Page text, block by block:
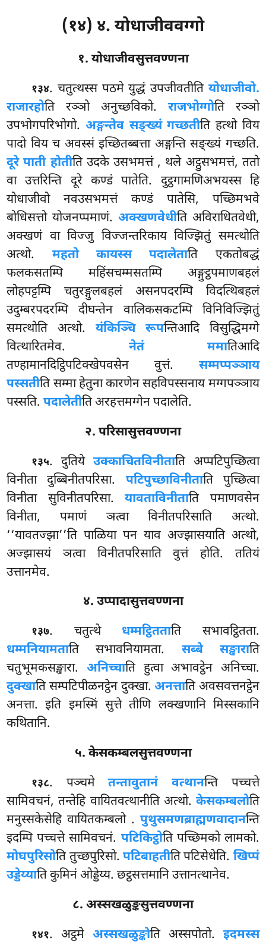
(१४) ४. योधाजीववग्गो
१. योधाजीवसुत्तवण्णना
१३४. चतुत्थस्स पठमे युद्धं उपजीवतीति योधाजीवो.
राजारहोति रञ्ञो अनुच्छविको. राजभोग्गोति रञ्ञो
उपभोगपरिभोगो. अङ्गन्तेव सङ्ख्यं गच्छतीति हत्थो विय
पादो विय च अवस्सं इच्छितब्बत्ता अङ्गन्ति सङ्ख्यं गच्छति.
दूरे पाती होतीति उदके उसभमत्तं , थले अट्ठुसभमत्तं, ततो
वा उत्तरिन्ति दूरे कण्डं पातेति. दुट्ठगामणिअभयस्स हि
योधाजीवो नवउसभमत्तं कण्डं पातेसि, पच्छिमभवे
बोधिसत्तो योजनप्पमाणं. अक्खणवेधीति अविराधितवेधी,
अक्खणं वा विज्जु विज्जन्तरिकाय विज्झितुं समत्थोति
अत्थो. महतो कायस्स पदालेताति एकतोबद्धं
फलकसतम्पि महिंसचम्मसतम्पि अङ्गुट्ठपमाणबहलं
लोहपट्टम्पि चतुरङ्गुलबहलं असनपदरम्पि विदत्थिबहलं
उदुम्बरपदरम्पि दीघन्तेन वालिकसकटम्पि विनिविज्झितुं
समत्थोति अत्थो. यंकिञ्चि रूपन्तिआदि विसुद्धिमग्गे
वित्थारितमेव. नेतं ममातिआदि
तण्हामानदिट्ठिपटिक्खेपवसेन वुत्तं. सम्मप्पञ्ञाय
पस्सतीति सम्मा हेतुना कारणेन सहविपस्सनाय मग्गपञ्ञाय
पस्सति.पदालेतीति अरहत्तमग्गेन पदालेति.
२. परिसासुत्तवण्णना
१३५. दुतिये उक्काचितविनीताति अप्पटिपुच्छित्वा
विनीता दुब्बिनीतपरिसा. पटिपुच्छाविनीताति पुच्छित्वा
विनीता सुविनीतपरिसा.यावताविनीताति पमाणवसेन
विनीता, पमाणं ञत्वा विनीतपरिसाति अत्थो.
‘‘यावतज्झा’’ति पाळिया पन याव अज्झासयाति अत्थो,
अज्झासयं ञत्वा विनीतपरिसाति वुत्तं होति. ततियं
उत्तानमेव.
४. उप्पादासुत्तवण्णना
१३७. चतुत्थे धम्मट्ठितताति सभावट्ठितता.
धम्मनियामताति सभावनियामता. सब्बे सङ्खाराति
चतुभूमकसङ्खारा. अनिच्चाति हुत्वा अभावट्ठेन अनिच्चा.
दुक्खाति सम्पटिपीळनट्ठेन दुक्खा.अनत्ताति अवसवत्तनट्ठेन
अनत्ता. इति इमस्मिं सुत्ते तीणि लक्खणानि मिस्सकानि
कथितानि.
५. केसकम्बलसुत्तवण्णना
१३८. पञ्चमेतन्तावुतानं वत्थानन्ति पच्चत्ते
सामिवचनं, तन्तेहि वायितवत्थानीति अत्थो. केसकम्बलोति
मनुस्सकेसेहि वायितकम्बलो . पुथुसमणब्राह्मणवादानन्ति
इदम्पि पच्चत्ते सामिवचनं. पटिकिट्ठोति पच्छिमको लामको.
मोघपुरिसोति तुच्छपुरिसो. पटिबाहतीति पटिसेधेति. खिप्पं
उड्डेय्याति कुमिनं ओड्डेय्य. छट्ठसत्तमानि उत्तानत्थानेव.
८. अस्सखळुङ्कसुत्तवण्णना
१४१. अट्ठमे अस्सखळुङ्कोति अस्सपोतो. इदमस्स